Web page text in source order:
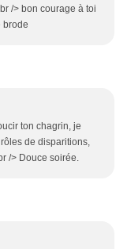
/> bon courage à toi
brode
ton chagrin, je
de disparitions,
/> Douce soirée.